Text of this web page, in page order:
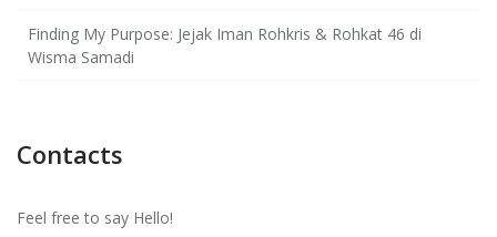
Finding My Purpose: Jejak Iman Rohkris & Rohkat 46 di
Wisma Samadi
Contacts
Feel free to say Hello!